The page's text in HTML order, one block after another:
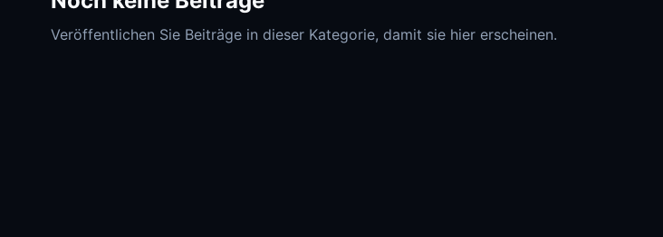
Veröffentlichen Sie Beiträge in dieser Kategorie, damit sie hier erscheinen.